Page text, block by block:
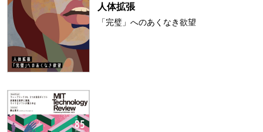
人体拡張
「完璧」へのあくなき欲望